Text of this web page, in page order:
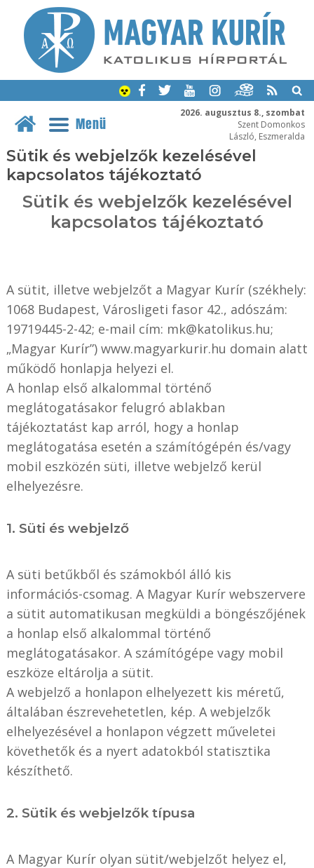
2026. augusztus 8., szombat
Szent Domonkos
László, Eszmeralda
Menü
Sütik és webjelzők kezelésével
kapcsolatos tájékoztató
Sütik és webjelzők kezelésével
kapcsolatos tájékoztató
A sütit, illetve webjelzőt a Magyar Kurír (székhely:
1068 Budapest, Városligeti fasor 42., adószám:
19719445-2-42; e-mail cím: mk@katolikus.hu;
„Magyar Kurír”) www.magyarkurir.hu domain alatt
működő honlapja helyezi el.
A honlap első alkalommal történő
meglátogatásakor felugró ablakban
tájékoztatást kap arról, hogy a honlap
meglátogatása esetén a számítógépén és/vagy
mobil eszközén süti, illetve webjelző kerül
elhelyezésre.
1. Süti és webjelző
A süti betűkből és számokból álló kis
információs-csomag. A Magyar Kurír webszervere
a sütit automatikusan megküldi a böngészőjének
a honlap első alkalommal történő
meglátogatásakor. A számítógépe vagy mobil
eszköze eltárolja a sütit.
A webjelző a honlapon elhelyezett kis méretű,
általában észrevehetetlen, kép. A webjelzők
elhelyezésével a honlapon végzett műveletei
követhetők és a nyert adatokból statisztika
készíthető.
2. Sütik és webjelzők típusa
A Magyar Kurír olyan sütit/webjelzőt helyez el,